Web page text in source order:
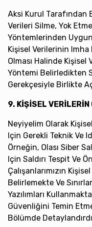
Aksi Kurul Tarafından
Verileri Silme, Yok
Yöntemlerinden
Kişisel Verilerinin
Olması Halinde Kişisel
Yöntemi Belirledikten
Gerekçesiyle Birlikte
9. KİŞİSEL VERİLERİN
Neyiyelim Olarak
Için Gerekli Teknik Ve
Örneğin, Olası Siber
Için Saldırı Tespit Ve
Çalışanlarımızın
Belirlemekte Ve
Yazılımları
Güvenliğini Temin
Bölümde